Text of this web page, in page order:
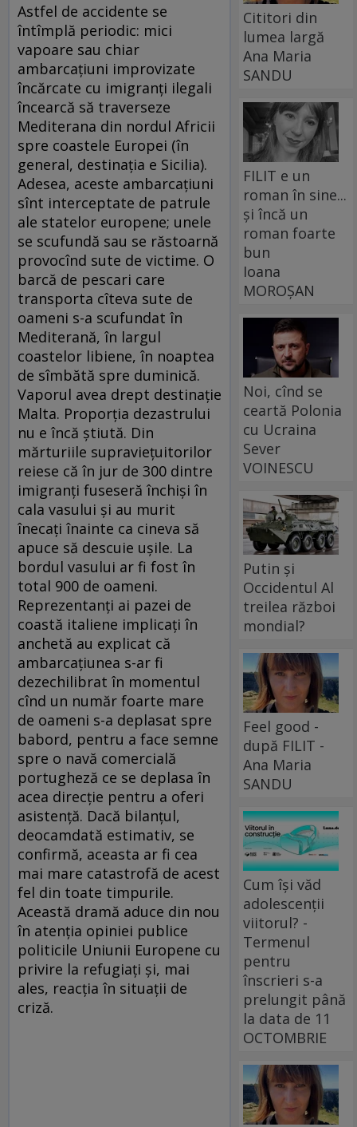
Astfel de accidente se
întîmplă periodic: mici
vapoare sau chiar
ambarcaţiuni improvizate
încărcate cu imigranţi ilegali
încearcă să traverseze
Mediterana din nordul Africii
spre coastele Europei (în
general, destinaţia e Sicilia).
Adesea, aceste ambarcaţiuni
sînt interceptate de patrule
ale statelor europene; unele
se scufundă sau se răstoarnă
provocînd sute de victime. O
barcă de pescari care
transporta cîteva sute de
oameni s-a scufundat în
Mediterană, în largul
coastelor libiene, în noaptea
de sîmbătă spre duminică.
Vaporul avea drept destinaţie
Malta. Proporţia dezastrului
nu e încă ştiută. Din
mărturiile supravieţuitorilor
reiese că în jur de 300 dintre
imigranţi fuseseră închişi în
cala vasului şi au murit
înecaţi înainte ca cineva să
apuce să descuie uşile. La
bordul vasului ar fi fost în
total 900 de oameni.
Reprezentanţi ai pazei de
coastă italiene implicaţi în
anchetă au explicat că
ambarcaţiunea s-ar fi
dezechilibrat în momentul
cînd un număr foarte mare
de oameni s-a deplasat spre
babord, pentru a face semne
spre o navă comercială
portugheză ce se deplasa în
acea direcţie pentru a oferi
asistenţă. Dacă bilanţul,
deocamdată estimativ, se
confirmă, aceasta ar fi cea
mai mare catastrofă de acest
fel din toate timpurile.
Această dramă aduce din nou
în atenţia opiniei publice
politicile Uniunii Europene cu
privire la refugiaţi şi, mai
ales, reacţia în situaţii de
criză.
Cititori din
lumea largă
Ana Maria
SANDU
FILIT e un
roman în sine...
și încă un
roman foarte
bun
Ioana
MOROȘAN
Noi, cînd se
ceartă Polonia
cu Ucraina
Sever
VOINESCU
Putin și
Occidentul Al
treilea război
mondial?
Feel good -
după FILIT -
Ana Maria
SANDU
Cum își văd
adolescenții
viitorul? -
Termenul
pentru
înscrieri s-a
prelungit până
la data de 11
OCTOMBRIE